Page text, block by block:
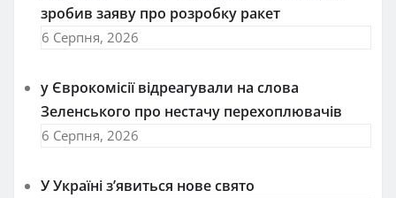
зробив заяву про розробку ракет
6 Серпня, 2026
у Єврокомісії відреагували на слова
Зеленського про нестачу перехоплювачів
6 Серпня, 2026
У Україні з’явиться нове свято